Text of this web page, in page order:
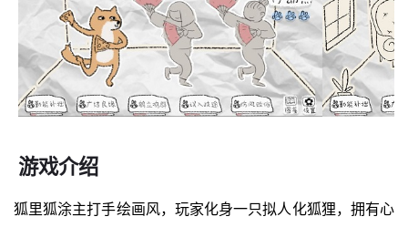
游戏介绍
狐里狐涂主打手绘画风，玩家化身一只拟人化狐狸，拥有心